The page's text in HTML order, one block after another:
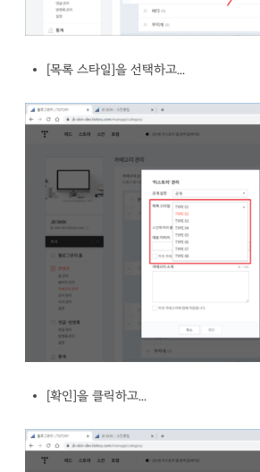
[목록 스타일]을 선택하고...
[확인]을 클릭하고...